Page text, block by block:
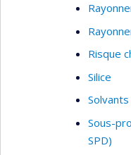
Risque
Silice
Sous-
SPD)